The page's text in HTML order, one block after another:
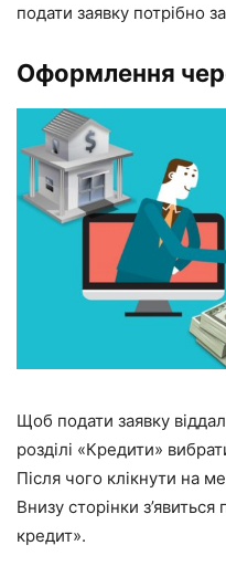
подати заявку потрібно
Оформлення
Щоб подати заявку
розділі «Кредити»
Після чого клікнути на
Внизу сторінки
кредит».